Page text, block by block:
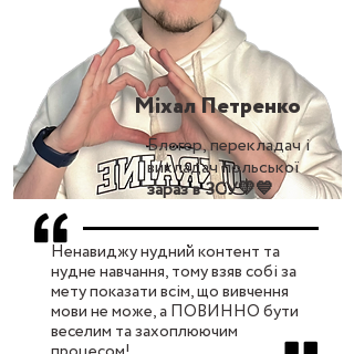
Міхал Петренко
Блогер, перекладач і
викладач польської
зараз в ЗСУ💛💙
Ненавиджу нудний контент та
нудне навчання, тому взяв собі за
мету показати всім, що вивчення
мови не може, а ПОВИННО бути
веселим та захоплюючим